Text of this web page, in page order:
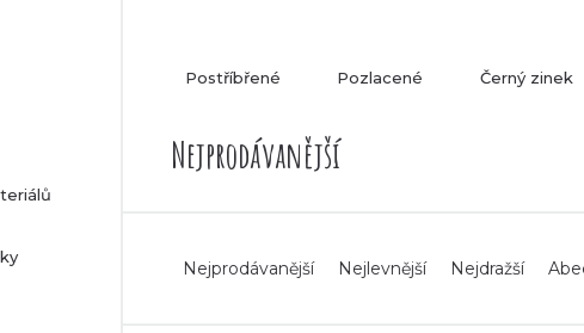
Postříbřené Pozlacené Černý zinek
Nejprodávanější
Nejprodávanější Nejlevnější Nejdražší